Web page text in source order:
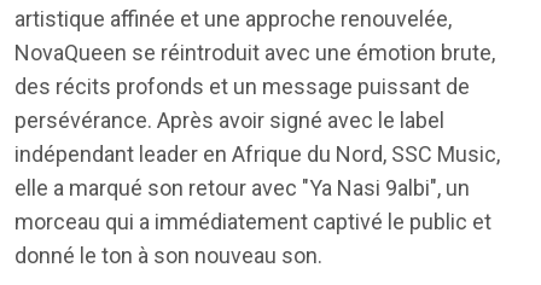
artistique affinée et une approche renouvelée,
NovaQueen se réintroduit avec une émotion brute,
des récits profonds et un message puissant de
persévérance. Après avoir signé avec le label
indépendant leader en Afrique du Nord, SSC Music,
elle a marqué son retour avec "Ya Nasi 9albi", un
morceau qui a immédiatement captivé le public et
donné le ton à son nouveau son.